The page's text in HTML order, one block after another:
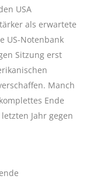
USA
als erwartete
US-Notenbank
Sitzung erst
Manch
Ende
Jahr gegen